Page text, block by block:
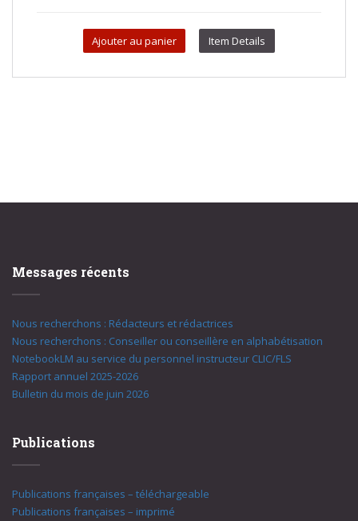
Ajouter au panier Item Details
Messages récents
Nous recherchons : Rédacteurs et rédactrices
Nous recherchons : Conseiller ou conseillère en alphabétisation
NotebookLM au service du personnel instructeur CLIC/FLS
Rapport annuel 2025-2026
Bulletin du mois de juin 2026
Publications
Publications françaises – téléchargeable
Publications françaises – imprimé